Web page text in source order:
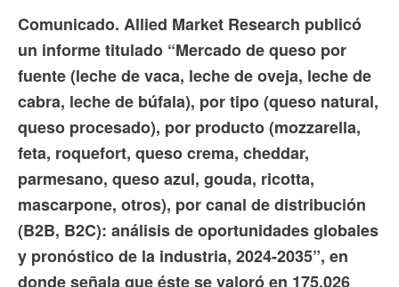
Comunicado. Allied Market Research publicó
un informe titulado “Mercado de queso por
fuente (leche de vaca, leche de oveja, leche de
cabra, leche de búfala), por tipo (queso natural,
queso procesado), por producto (mozzarella,
feta, roquefort, queso crema, cheddar,
parmesano, queso azul, gouda, ricotta,
mascarpone, otros), por canal de distribución
(B2B, B2C): análisis de oportunidades globales
y pronóstico de la industria, 2024-2035”, en
donde señala que éste se valoró en 175,026